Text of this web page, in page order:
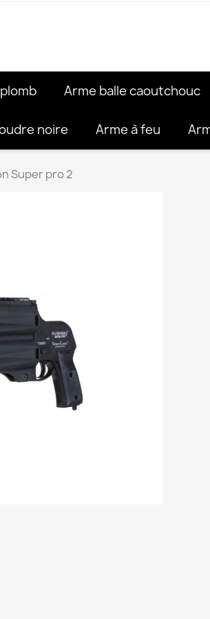
Arme balle caoutchouc
noire Arme à feu
Super pro 2